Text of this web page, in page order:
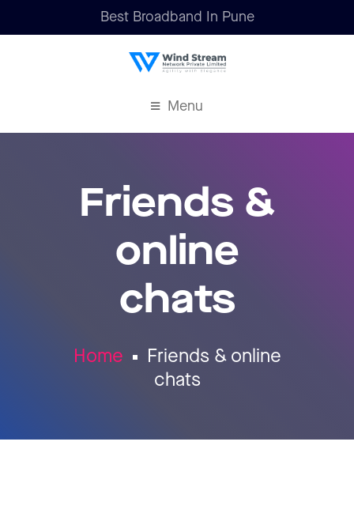
Best Broadband In Pune
Menu
Friends &
online
chats
Home
Friends & online
chats